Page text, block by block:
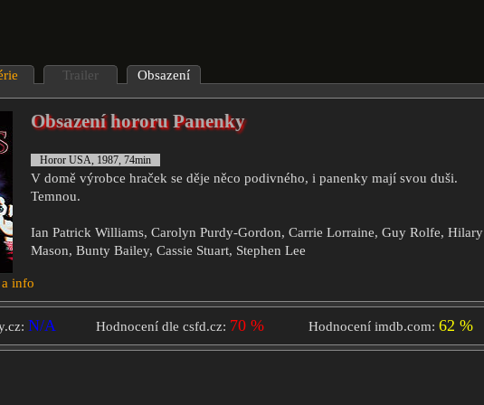
Trailer Obsazení
Obsazení hororu Panenky
Horor USA, 1987, 74min
V domě výrobce hraček se děje něco podivného, i panenky mají svou duši.
Temnou.
Ian Patrick Williams, Carolyn Purdy-Gordon, Carrie Lorraine, Guy Rolfe, Hilary
Mason, Bunty Bailey, Cassie Stuart, Stephen Lee
info
N/A Hodnocení dle csfd.cz: 70 % Hodnocení imdb.com: 62 %